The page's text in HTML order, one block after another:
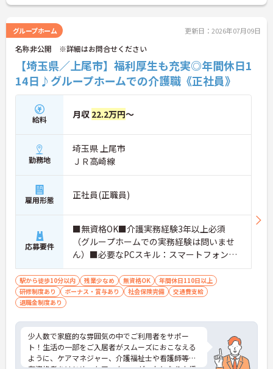
グループホーム 更新日：2026年07月09日
名称非公開 ※詳細はお問合せください
【埼玉県／上尾市】福利厚生も充実◎年間休日1
14日♪グループホームでの介護職《正社員》
給料 月収 22.2万円～
勤務地
埼玉県 上尾市
ＪＲ高崎線
雇用形態 正社員(正職員)
応募要件
■無資格OK■介護実務経験3年以上必須
（グループホームでの実務経験は問いませ
ん）■必要なPCスキル：スマートフォンで
のデータの入力が必須
駅から徒歩10分以内 残業少なめ 無資格OK
年間休日110日以上
研修制度あり
ボーナス・賞与あり 社会保険完備
交通費支給
退職金制度あり
少人数で家庭的な雰囲気の中でご利用者をサポー
ト！生活の一部をご入居者がスムーズにおこなえる
ように、ケアマネジャー、介護福祉士や看護師等の